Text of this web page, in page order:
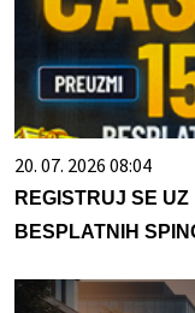
20. 07. 2026 08:04
REGISTRUJ SE
BESPLATNIH